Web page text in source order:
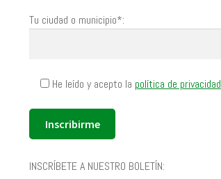
Tu ciudad o municipio*:
He leído y acepto la política de privacidad
INSCRÍBETE A NUESTRO BOLETÍN: